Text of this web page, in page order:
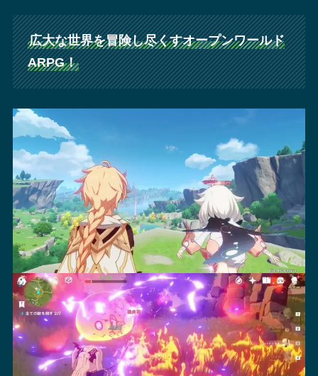
広大な世界を冒険し尽くすオープンワールド
ARPG！